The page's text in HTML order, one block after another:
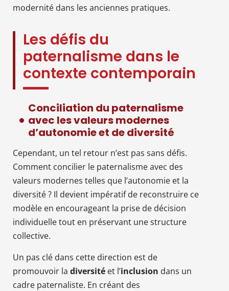
modernité dans les anciennes pratiques.
Les défis du
paternalisme dans le
contexte contemporain
Conciliation du paternalisme
avec les valeurs modernes
d’autonomie et de diversité
Cependant, un tel retour n’est pas sans défis.
Comment concilier le paternalisme avec des
valeurs modernes telles que l’autonomie et la
diversité ? Il devient impératif de reconstruire ce
modèle en encourageant la prise de décision
individuelle tout en préservant une structure
collective.
Un pas clé dans cette direction est de
promouvoir la diversité et l’inclusion dans un
cadre paternaliste. En créant des